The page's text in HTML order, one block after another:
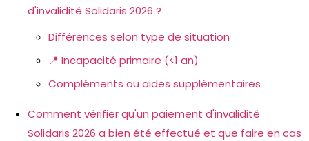
d'invalidité Solidaris 2026 ?
Différences selon type de situation
📍 Incapacité primaire (<1 an)
Compléments ou aides supplémentaires
Comment vérifier qu'un paiement d'invalidité
Solidaris 2026 a bien été effectué et que faire en cas